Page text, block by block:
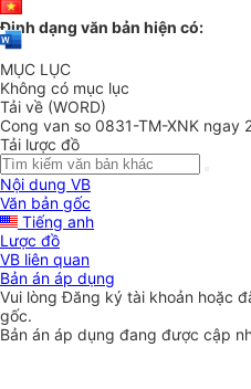
Định dạng văn bản hiện có:
MỤC LỤC
Không có mục lục
Tải về (WORD)
Cong van so 0831-TM-XNK
Tải lược đồ
Nội dung VB
Văn bản gốc
Tiếng anh
Lược đồ
VB liên quan
Bản án áp dụng
Vui lòngĐăng ký tài khoản hoặc
gốc.
Bản án áp dụng đang được cập